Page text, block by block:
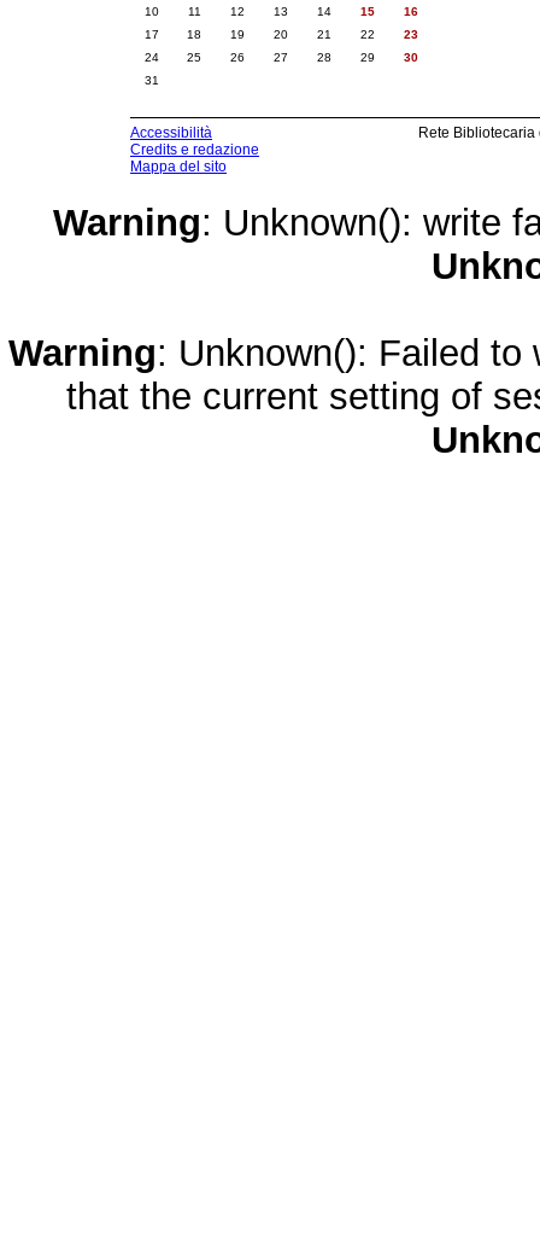
10
11 12 13 14 15
16
17
18 19 20 21 22
23
24
25 26 27 28 29
30
31
Accessibilità
Credits e redazione
Mappa del sito
Rete
Warning: Unknown(): write
Warning: Unknown(): Failed
that the current setting of